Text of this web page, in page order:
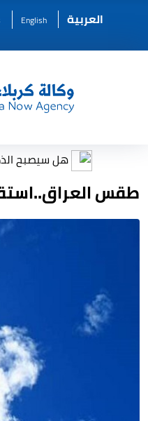
العربية English
هل سيصبح الذكاء
طقس